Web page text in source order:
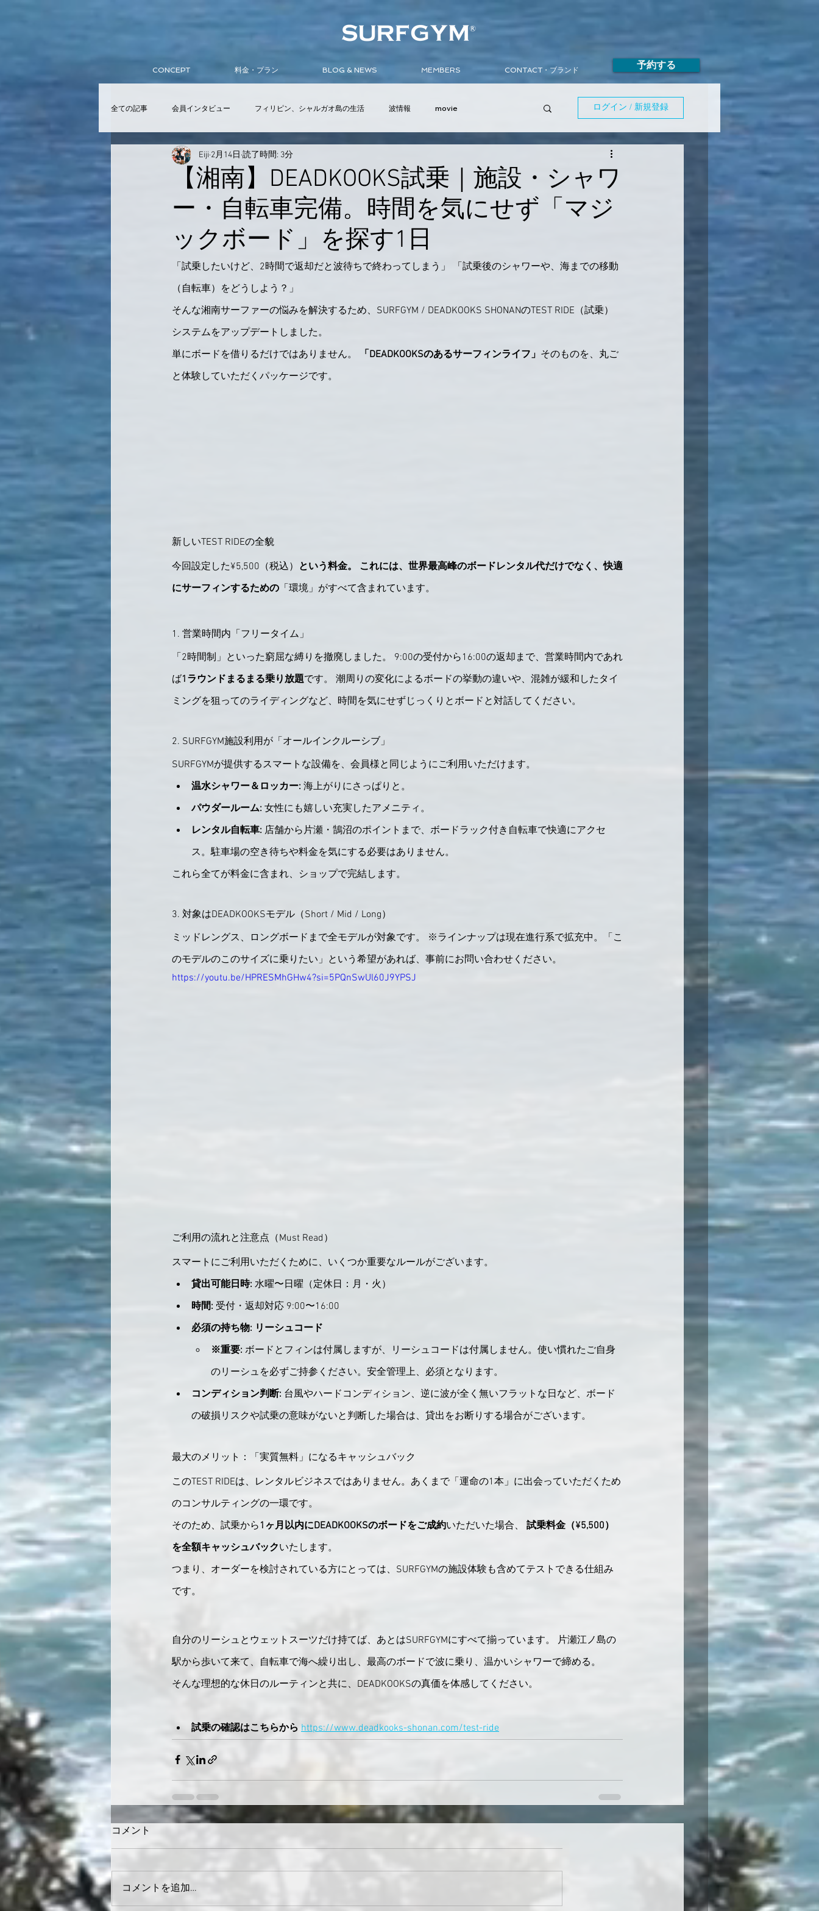
CONCEPT 料金・プラン BLOG & NEWS MEMBERS CONTACT・ブランド 予約する
全ての記事 会員インタビュー フィリピン、シャルガオ島の生活 波情報 movie
サーフィンスクール 入会 アンバサダー
提携スクール Wellness Club
ログイン / 新規登録
【湘南】DEADKOOKS試乗｜施設・シャワ
ー・自転車完備。時間を気にせず「マジ
ックボード」を探す1日
Eiji 2月14日 読了時間: 3分
「試乗したいけど、2時間で返却だと波待ちで終わってしまう」 「試乗後のシャワーや、海までの移動
（自転車）をどうしよう？」
そんな湘南サーファーの悩みを解決するため、SURFGYM / DEADKOOKS SHONANのTEST RIDE（試乗）
システムをアップデートしました。
単にボードを借りるだけではありません。
「DEADKOOKSのあるサーフィンライフ」 そのものを、丸ご
と体験していただくパッケージです。
新しいTEST RIDEの全貌
今回設定した¥5,500（税込） という料金。 これには、世界最高峰のボードレンタル代だけでなく、快適
にサーフィンするための 「環境」がすべて含まれています。
1. 営業時間内「フリータイム」
「2時間制」といった窮屈な縛りを撤廃しました。 9:00の受付から16:00の返却まで、営業時間内であれ
ば1ラウンドまるまる乗り放題です。 潮周りの変化によるボードの挙動の違いや、混雑が緩和したタイ
ミングを狙ってのライディングなど、時間を気にせずじっくりとボードと対話してください。
2. SURFGYM施設利用が「オールインクルーシブ」
SURFGYMが提供するスマートな設備を、会員様と同じようにご利用いただけます。
温水シャワー＆ロッカー: 海上がりにさっぱりと。
パウダールーム: 女性にも嬉しい充実したアメニティ。
レンタル自転車: 店舗から片瀬・鵠沼のポイントまで、ボードラック付き自転車で快適にアクセ
ス。駐車場の空き待ちや料金を気にする必要はありません。
これら全てが料金に含まれ、ショップで完結します。
3. 対象はDEADKOOKSモデル（Short / Mid / Long）
ミッドレングス、ロングボードまで全モデルが対象です。 ※ラインナップは現在進行系で拡充中。「こ
のモデルのこのサイズに乗りたい」という希望があれば、事前にお問い合わせください。
https://youtu.be/HPRESMhGHw4?si=5PQnSwUl60J9YPSJ
ご利用の流れと注意点（Must Read）
スマートにご利用いただくために、いくつか重要なルールがございます。
貸出可能日時: 水曜〜日曜（定休日：月・火）
時間: 受付・返却対応 9:00〜16:00
必須の持ち物: リーシュコード
※重要: ボードとフィンは付属しますが、リーシュコードは付属しません。使い慣れたご自身
のリーシュを必ずご持参ください。安全管理上、必須となります。
コンディション判断: 台風やハードコンディション、逆に波が全く無いフラットな日など、ボード
の破損リスクや試乗の意味がないと判断した場合は、貸出をお断りする場合がございます。
最大のメリット：「実質無料」になるキャッシュバック
このTEST RIDEは、レンタルビジネスではありません。あくまで「運命の1本」に出会っていただくため
のコンサルティングの一環です。
そのため、試乗から 1ヶ月以内にDEADKOOKSのボードをご成約いただいた場合、 試乗料金（¥5,500）
を全額キャッシュバックいたします。
つまり、オーダーを検討されている方にとっては、SURFGYMの施設体験も含めてテストできる仕組み
です。
自分のリーシュとウェットスーツだけ持てば、あとはSURFGYMにすべて揃っています。 片瀬江ノ島の
駅から歩いて来て、自転車で海へ繰り出し、最高のボードで波に乗り、温かいシャワーで締める。
そんな理想的な休日のルーティンと共に、DEADKOOKSの真価を体感してください。
試乗の確認はこちらから https://www.deadkooks-shonan.com/test-ride
コメント
コメントを追加…